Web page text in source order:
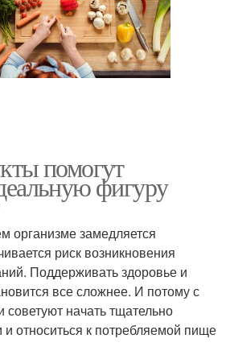
помогут
фигуру
организме замедляется
риск возникновения
Поддерживать здоровье и
все сложнее. И потому с
советуют начать тщательно
и относиться к потребляемой пище